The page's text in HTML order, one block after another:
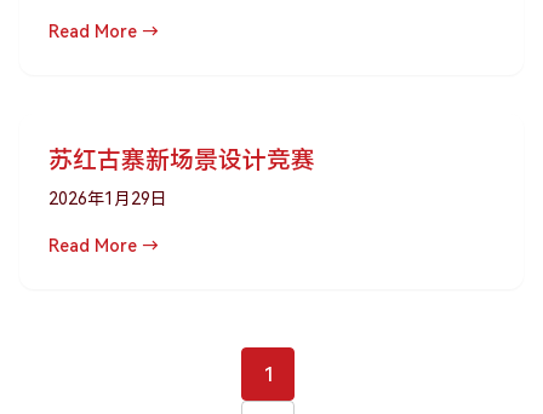
Read More →
苏红古寨新场景设计竞赛
2026年1月29日
Read More →
1